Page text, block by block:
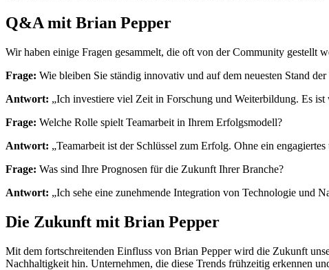
Q&A mit Brian Pepper
Wir haben einige Fragen gesammelt, die oft von der Community gestellt
Frage: Wie bleiben Sie ständig innovativ und auf dem neuesten Stand
Antwort: „Ich investiere viel Zeit in Forschung und Weiterbildung. Es
Frage: Welche Rolle spielt Teamarbeit in Ihrem Erfolgsmodell?
Antwort: „Teamarbeit ist der Schlüssel zum Erfolg. Ohne ein
Frage: Was sind Ihre Prognosen für die Zukunft Ihrer Branche?
Antwort: „Ich sehe eine zunehmende Integration von Technologie und
Die Zukunft mit Brian Pepper
Mit dem fortschreitenden Einfluss von Brian Pepper wird die Zukunft
Nachhaltigkeit hin. Unternehmen, die diese Trends frühzeitig erkennen